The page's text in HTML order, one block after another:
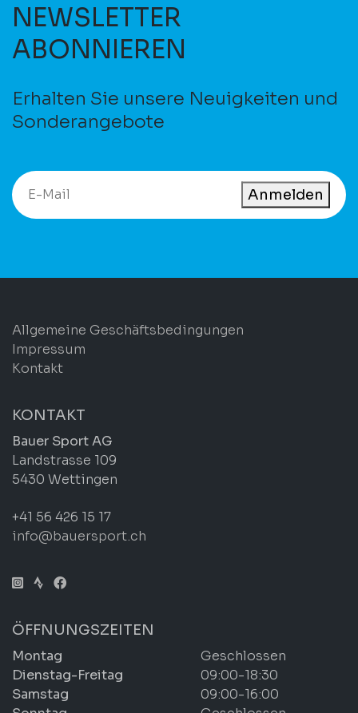
NEWSLETTER
ABONNIEREN
Erhalten Sie unsere Neuigkeiten und
Sonderangebote
Anmelden
Allgemeine Geschäftsbedingungen
Impressum
Kontakt
KONTAKT
Bauer Sport AG
Landstrasse 109
5430 Wettingen
+41 56 426 15 17
info@bauersport.ch
ÖFFNUNGSZEITEN
Montag
Geschlossen
Dienstag-Freitag
09:00-18:30
Samstag
09:00-16:00